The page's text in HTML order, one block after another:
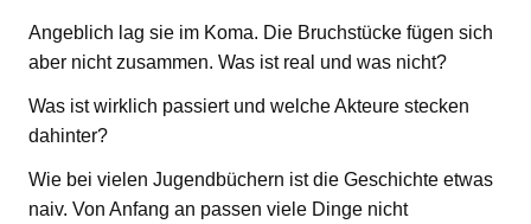
Angeblich lag sie im Koma. Die Bruchstücke fügen sich
aber nicht zusammen. Was ist real und was nicht?
Was ist wirklich passiert und welche Akteure stecken
dahinter?
Wie bei vielen Jugendbüchern ist die Geschichte etwas
naiv. Von Anfang an passen viele Dinge nicht